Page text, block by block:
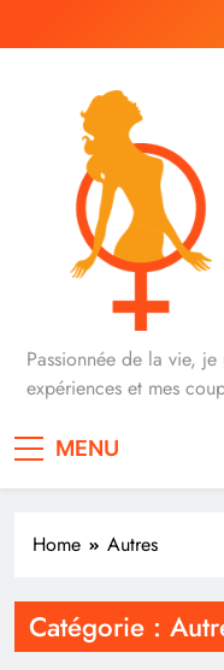
to
iVenus
Passionnée de la vie,
expériences et mes
MENU
Home Autres
Catégorie :